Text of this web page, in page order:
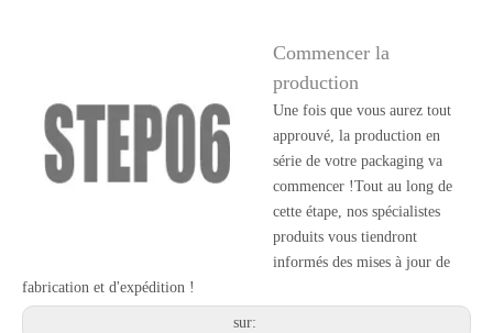
Commencer la
production
Une fois que vous aurez tout
approuvé, la production en
série de votre packaging va
commencer !Tout au long de
cette étape, nos spécialistes
produits vous tiendront
informés des mises à jour de
fabrication et d'expédition !
sur: